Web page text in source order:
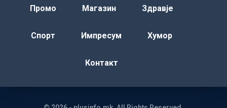
Промо Магазин Здравје
Спорт Импресум Хумор
Контакт